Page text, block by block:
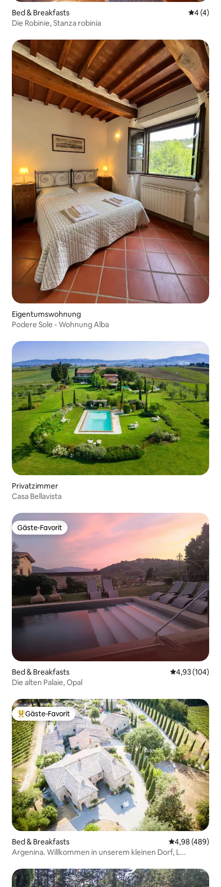
Bed & Breakfasts
4 (4)
Die Robinie, Stanza robinia
Eigentumswohnung
Podere Sole - Wohnung Alba
Privatzimmer
Casa Bellavista
Gäste-Favorit
Gäste-Favorit
Bed & Breakfasts
4,93 (104)
Die alten Palaie, Opal
Beliebter Gäste-Favorit.
Gäste-Favorit
Bed & Breakfasts
4,98 (489)
Argenina. Willkommen in unserem kleinen Dorf, L...